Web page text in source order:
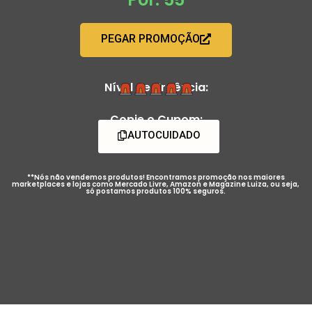
PEGAR PROMOÇÃO
Nível de Urgência:
Copie o Cupom:
AUTOCUIDADO
**Nós não vendemos produtos! Encontramos promoção nos maiores
marketplaces e lojas como Mercado Livre, Amazon e Magazine Luiza, ou seja,
só postamos produtos 100% seguros.